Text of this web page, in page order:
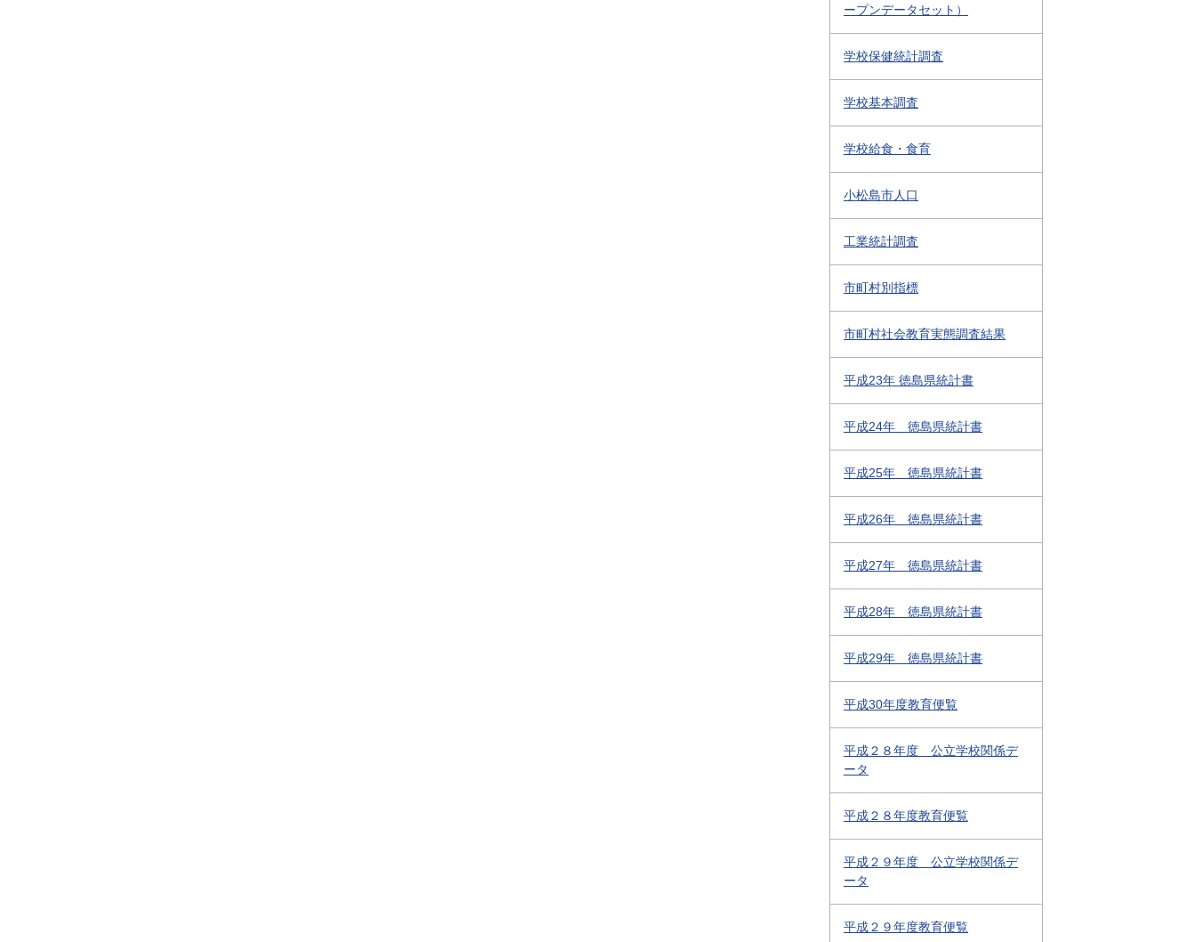
ープンデータセット）
学校保健統計調査
学校基本調査
学校給食・食育
小松島市人口
工業統計調査
市町村別指標
市町村社会教育実態調査結果
平成23年 徳島県統計書
平成24年 徳島県統計書
平成25年 徳島県統計書
平成26年 徳島県統計書
平成27年 徳島県統計書
平成28年 徳島県統計書
平成29年 徳島県統計書
平成30年度教育便覧
平成２８年度 公立学校関係デ
ータ
平成２８年度教育便覧
平成２９年度 公立学校関係デ
ータ
平成２９年度教育便覧